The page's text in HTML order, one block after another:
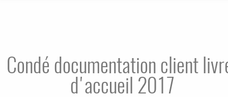
Condé documentation client
d'accueil 2017